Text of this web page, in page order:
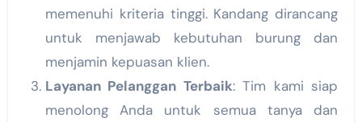
memenuhi kriteria tinggi. Kandang dirancang
untuk menjawab kebutuhan burung dan
menjamin kepuasan klien.
Layanan Pelanggan Terbaik: Tim kami siap
menolong Anda untuk semua tanya dan